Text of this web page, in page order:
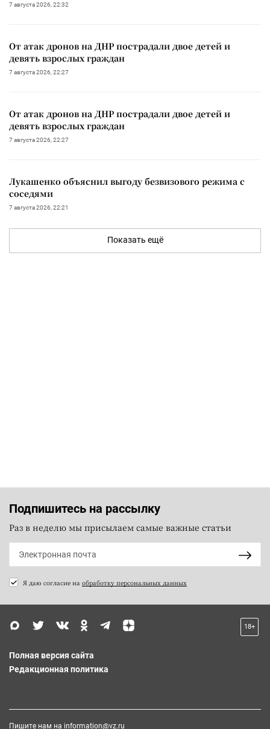
7 августа 2026, 22:32
От атак дронов на ДНР пострадали двое детей и
девять взрослых граждан
7 августа 2026, 22:27
От атак дронов на ДНР пострадали двое детей и
девять взрослых граждан
7 августа 2026, 22:27
Лукашенко объяснил выгоду безвизового режима с
соседями
7 августа 2026, 22:21
Показать ещё
Подпишитесь на рассылку
Раз в неделю мы присылаем самые важные статьи
Я даю согласие на обработку персональных данных
18+
Полная версия сайта
Редакционная политика
Пишите нам на information@vz.ru